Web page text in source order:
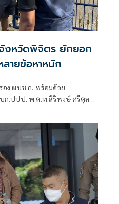
งหวัดพิจิตร ยักยอก
ายข้อหาหนัก
อง ผบช.ก. พร้อมด้วย
ก.ปปป. พ.ต.ท.สิริพงษ์ ศรีตุลา
เปิดปฏิบัติการ